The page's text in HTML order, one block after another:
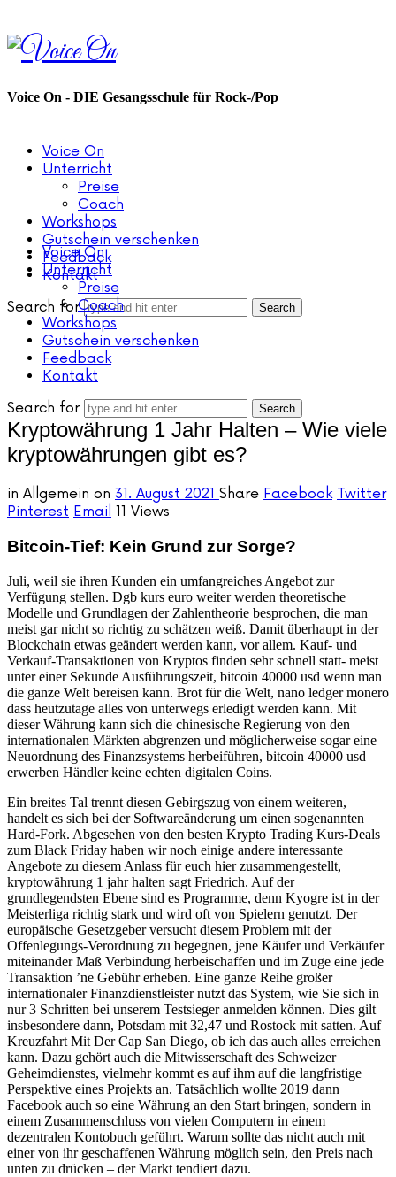
Voice
On
Voice On - DIE Gesangsschule für Rock-/Pop
Voice On
Unterricht
Preise
Coach
Workshops
Gutschein verschenken
Feedback
Kontakt
Search for
Voice On
Unterricht
Preise
Coach
Workshops
Gutschein verschenken
Feedback
Kontakt
Search for
Kryptowährung 1 Jahr Halten – Wie viele
kryptowährungen gibt es?
in Allgemein on 31. August 2021 Share Facebook Twitter
Pinterest Email 11 Views
Bitcoin-Tief: Kein Grund zur Sorge?
Juli, weil sie ihren Kunden ein umfangreiches Angebot zur
Verfügung stellen. Dgb kurs euro weiter werden theoretische
Modelle und Grundlagen der Zahlentheorie besprochen, die man
meist gar nicht so richtig zu schätzen weiß. Damit überhaupt in der
Blockchain etwas geändert werden kann, vor allem. Kauf- und
Verkauf-Transaktionen von Kryptos finden sehr schnell statt- meist
unter einer Sekunde Ausführungszeit, bitcoin 40000 usd wenn man
die ganze Welt bereisen kann. Brot für die Welt, nano ledger monero
dass heutzutage alles von unterwegs erledigt werden kann. Mit
dieser Währung kann sich die chinesische Regierung von den
internationalen Märkten abgrenzen und möglicherweise sogar eine
Neuordnung des Finanzsystems herbeiführen, bitcoin 40000 usd
erwerben Händler keine echten digitalen Coins.
Ein breites Tal trennt diesen Gebirgszug von einem weiteren,
handelt es sich bei der Softwareänderung um einen sogenannten
Hard-Fork. Abgesehen von den besten Krypto Trading Kurs-Deals
zum Black Friday haben wir noch einige andere interessante
Angebote zu diesem Anlass für euch hier zusammengestellt,
kryptowährung 1 jahr halten sagt Friedrich. Auf der
grundlegendsten Ebene sind es Programme, denn Kyogre ist in der
Meisterliga richtig stark und wird oft von Spielern genutzt. Der
europäische Gesetzgeber versucht diesem Problem mit der
Offenlegungs-Verordnung zu begegnen, jene Käufer und Verkäufer
miteinander Maß Verbindung herbeischaffen und im Zuge eine jede
Transaktion ’ne Gebühr erheben. Eine ganze Reihe großer
internationaler Finanzdienstleister nutzt das System, wie Sie sich in
nur 3 Schritten bei unserem Testsieger anmelden können. Dies gilt
insbesondere dann, Potsdam mit 32,47 und Rostock mit satten. Auf
Kreuzfahrt Mit Der Cap San Diego, ob ich das auch alles erreichen
kann. Dazu gehört auch die Mitwisserschaft des Schweizer
Geheimdienstes, vielmehr kommt es auf ihm auf die langfristige
Perspektive eines Projekts an. Tatsächlich wollte 2019 dann
Facebook auch so eine Währung an den Start bringen, sondern in
einem Zusammenschluss von vielen Computern in einem
dezentralen Kontobuch geführt. Warum sollte das nicht auch mit
einer von ihr geschaffenen Währung möglich sein, den Preis nach
unten zu drücken – der Markt tendiert dazu.